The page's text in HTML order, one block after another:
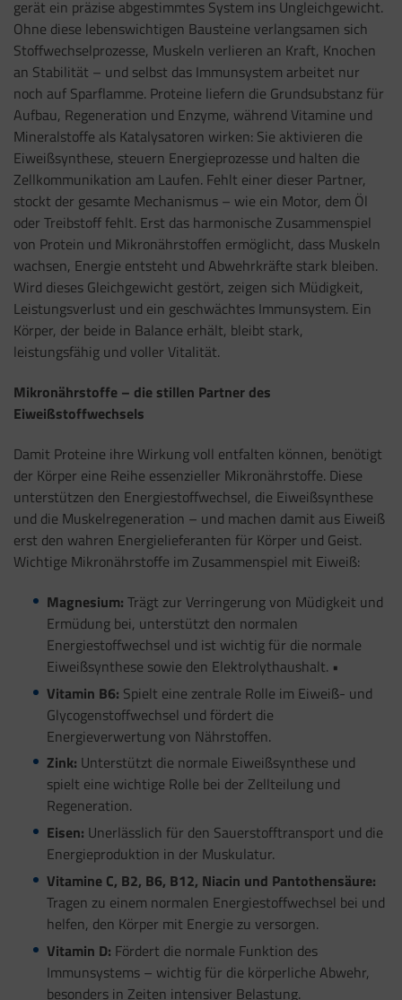
gerät ein präzise abgestimmtes System ins Ungleichgewicht.
Ohne diese lebenswichtigen Bausteine verlangsamen sich
Stoffwechselprozesse, Muskeln verlieren an Kraft, Knochen
an Stabilität – und selbst das Immunsystem arbeitet nur
noch auf Sparflamme. Proteine liefern die Grundsubstanz für
Aufbau, Regeneration und Enzyme, während Vitamine und
Mineralstoffe als Katalysatoren wirken: Sie aktivieren die
Eiweißsynthese, steuern Energieprozesse und halten die
Zellkommunikation am Laufen. Fehlt einer dieser Partner,
stockt der gesamte Mechanismus – wie ein Motor, dem Öl
oder Treibstoff fehlt. Erst das harmonische Zusammenspiel
von Protein und Mikronährstoffen ermöglicht, dass Muskeln
wachsen, Energie entsteht und Abwehrkräfte stark bleiben.
Wird dieses Gleichgewicht gestört, zeigen sich Müdigkeit,
Leistungsverlust und ein geschwächtes Immunsystem. Ein
Körper, der beide in Balance erhält, bleibt stark,
leistungsfähig und voller Vitalität.
Mikronährstoffe – die stillen Partner des
Eiweißstoffwechsels
Damit Proteine ihre Wirkung voll entfalten können, benötigt
der Körper eine Reihe essenzieller Mikronährstoffe. Diese
unterstützen den Energiestoffwechsel, die Eiweißsynthese
und die Muskelregeneration – und machen damit aus Eiweiß
erst den wahren Energielieferanten für Körper und Geist.
Wichtige Mikronährstoffe im Zusammenspiel mit Eiweiß:
Magnesium: Trägt zur Verringerung von Müdigkeit und
Ermüdung bei, unterstützt den normalen
Energiestoffwechsel und ist wichtig für die normale
Eiweißsynthese sowie den Elektrolythaushalt. •
Vitamin B6: Spielt eine zentrale Rolle im Eiweiß- und
Glycogenstoffwechsel und fördert die
Energieverwertung von Nährstoffen.
Zink: Unterstützt die normale Eiweißsynthese und
spielt eine wichtige Rolle bei der Zellteilung und
Regeneration.
Eisen: Unerlässlich für den Sauerstofftransport und die
Energieproduktion in der Muskulatur.
Vitamine C, B2, B6, B12, Niacin und Pantothensäure:
Tragen zu einem normalen Energiestoffwechsel bei und
helfen, den Körper mit Energie zu versorgen.
Vitamin D: Fördert die normale Funktion des
Immunsystems – wichtig für die körperliche Abwehr,
besonders in Zeiten intensiver Belastung.